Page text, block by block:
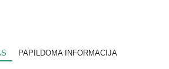
PAPILDOMA INFORMACIJA